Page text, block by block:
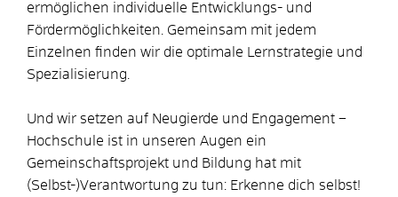
ermöglichen individuelle Entwicklungs- und
Fördermöglichkeiten. Gemeinsam mit jedem
Einzelnen finden wir die optimale Lernstrategie und
Spezialisierung.
Und wir setzen auf Neugierde und Engagement –
Hochschule ist in unseren Augen ein
Gemeinschaftsprojekt und Bildung hat mit
(Selbst-)Verantwortung zu tun: Erkenne dich selbst!